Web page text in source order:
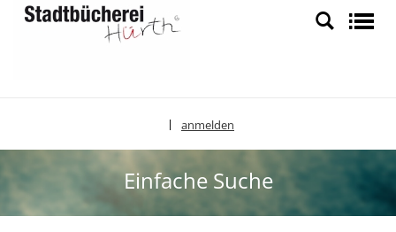
anmelden
Einfache Suche